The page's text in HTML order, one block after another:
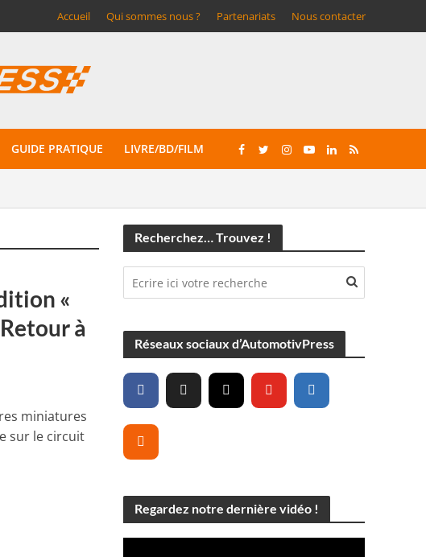
Accueil Qui sommes nous ? Partenariats Nous contacter
GUIDE PRATIQUE LIVRE/BD/FILM
«
à
miniatures
sur le circuit
Recherchez… Trouvez !
Réseaux sociaux d’AutomotivPress
Regardez notre dernière vidéo !